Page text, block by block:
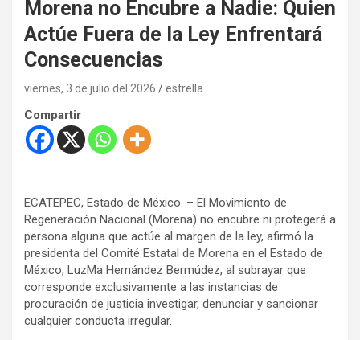
Morena no Encubre a Nadie: Quien
Actúe Fuera de la Ley Enfrentará
Consecuencias
viernes, 3 de julio del 2026 estrella
Compartir
ECATEPEC, Estado de México. – El Movimiento de
Regeneración Nacional (Morena) no encubre ni protegerá a
persona alguna que actúe al margen de la ley, afirmó la
presidenta del Comité Estatal de Morena en el Estado de
México, LuzMa Hernández Bermúdez, al subrayar que
corresponde exclusivamente a las instancias de
procuración de justicia investigar, denunciar y sancionar
cualquier conducta irregular.